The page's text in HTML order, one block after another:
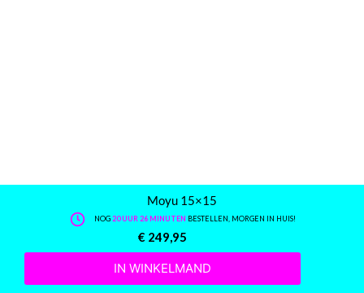
Moyu 15×15
NOG20 UUR 26 MINUTEN BESTELLEN, MORGEN IN HUIS!
€ 249,95
IN WINKELMAND